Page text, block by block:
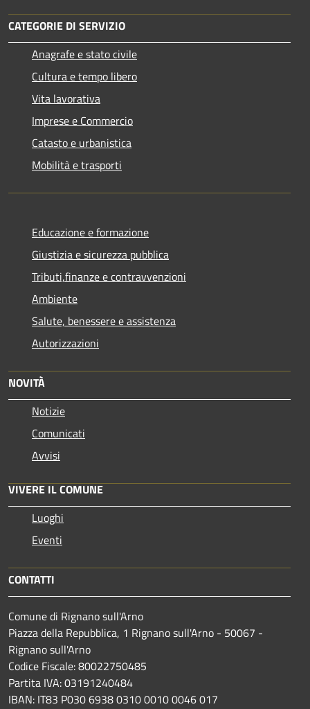
CATEGORIE DI SERVIZIO
Anagrafe e stato civile
Cultura e tempo libero
Vita lavorativa
Imprese e Commercio
Catasto e urbanistica
Mobilità e trasporti
Educazione e formazione
Giustizia e sicurezza pubblica
Tributi,finanze e contravvenzioni
Ambiente
Salute, benessere e assistenza
Autorizzazioni
NOVITÀ
Notizie
Comunicati
Avvisi
VIVERE IL COMUNE
Luoghi
Eventi
CONTATTI
Comune di Rignano sull'Arno
Piazza della Repubblica, 1 Rignano sull'Arno - 50067 -
Rignano sull'Arno
Codice Fiscale: 80022750485
Partita IVA: 03191240484
IBAN: IT83 P030 6938 0310 0010 0046 017